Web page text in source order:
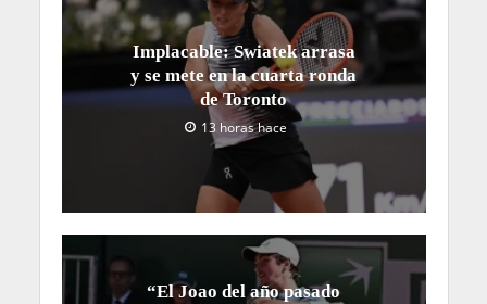
Implacable: Swiatek arrasa
y se mete en la cuarta ronda
de Toronto
13 horas hace
“El Joao del año pasado